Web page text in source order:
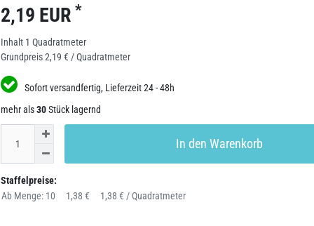
2,19 EUR *
Inhalt 1 Quadratmeter
Grundpreis2,19 € / Quadratmeter
Sofort versandfertig, Lieferzeit 24 - 48h
mehr als30Stück lagernd
In den Warenkorb
Staffelpreise:
Ab Menge: 10
1,38 € 1,38 € / Quadratmeter